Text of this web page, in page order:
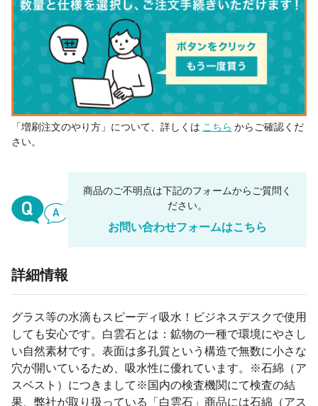
「増刷注文のやり方」について、詳しくは こちら からご確認くだ
さい。
商品のご不明点は下記のフォームからご質問く
ださい。
お問い合わせフォームはこちら
詳細情報
グラス等の水滴もスピーディ吸水！ビジネスデスクで使用
しても安心です。白雲石とは：鉱物の一種で環境にやさし
い自然素材です。表面は多孔質という構造で無数に小さな
穴が開いているため、吸水性に優れています。※石綿（ア
スベスト）につきまして※国内の検査機関にて検査の結
果、弊社が取り扱っている「白雲石」商品には石綿（アス